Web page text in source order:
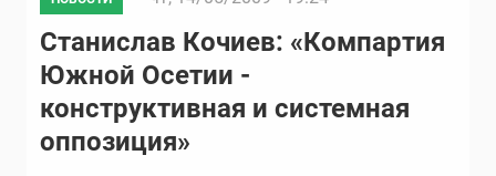
Станислав Кочиев: «Компартия
Южной Осетии -
конструктивная и системная
оппозиция»